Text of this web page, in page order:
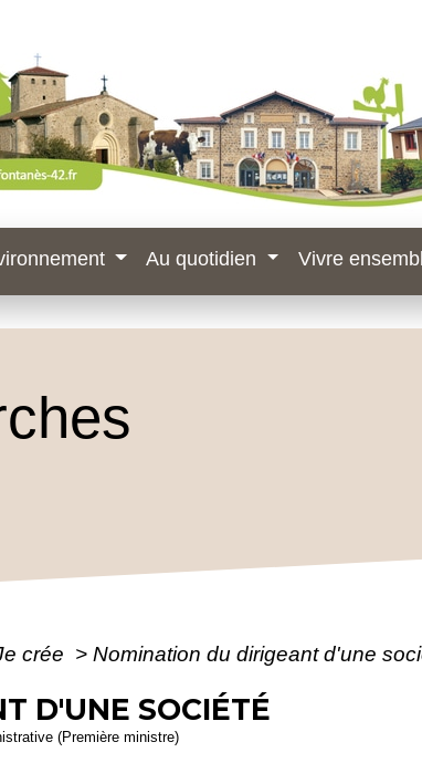
Au quotidien Vivre
crée > Nomination du dirigeant d'une
D'UNE SOCIÉTÉ
(Première ministre)